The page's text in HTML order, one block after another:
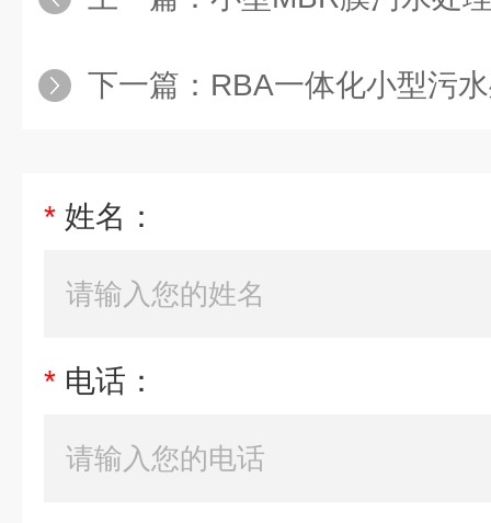
下一篇： RBA一体化小型污
* 姓名：
* 电话：